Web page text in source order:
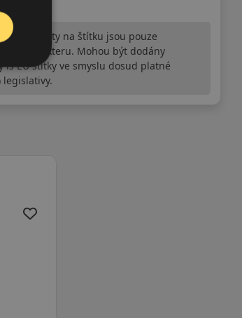
Hodnoty na štítku jsou pouze
charakteru. Mohou být dodány
is EU štítky ve smyslu dosud platné
legislativy.